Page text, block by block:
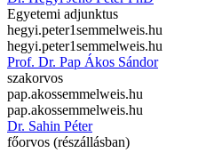
Egyetemi adjunktus
hegyi.peter1semmelweis.hu
hegyi.peter1semmelweis.hu
Prof. Dr. Pap Ákos Sándor
szakorvos
pap.akossemmelweis.hu
pap.akossemmelweis.hu
Dr. Sahin Péter
főorvos (részállásban)